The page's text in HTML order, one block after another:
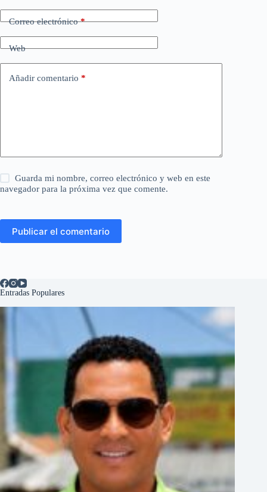
Correo electrónico*
Web
Añadir comentario *
Guarda mi nombre, correo electrónico y web en este
navegador para la próxima vez que comente.
Publicar el comentario
Entradas Populares